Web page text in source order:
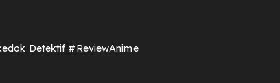
dankeputusan yang mempengaruhi dunia. Hosted by: Ekos
Detektif #ReviewAnime